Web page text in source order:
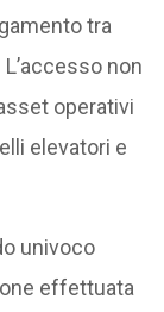
tra
non
operativi
elevatori e
univoco
effettuata